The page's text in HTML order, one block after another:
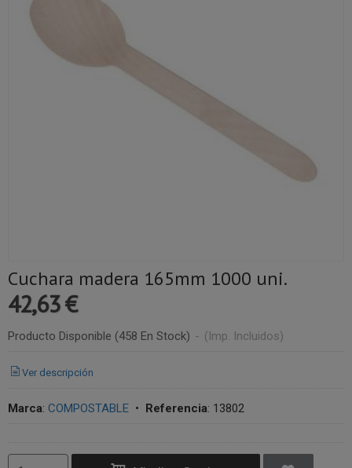
Cuchara madera 165mm 1000 uni.
42,63 €
Producto Disponible (458 En Stock) - (Imp. Incluidos)
Ver descripción
Marca: COMPOSTABLE • Referencia: 13802